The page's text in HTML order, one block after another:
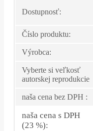
Dostupnosť:
Číslo produktu:
Výrobca:
Vyberte si veľkosť
autorskej reprodukcie
naša cena bez DPH :
naša cena s DPH
(23 %):